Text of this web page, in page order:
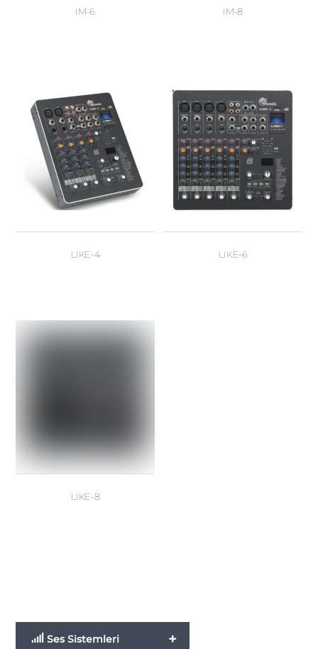
IM-6 IM-8
LIKE-4 LIKE-6
LIKE-8
+
Ses Sistemleri